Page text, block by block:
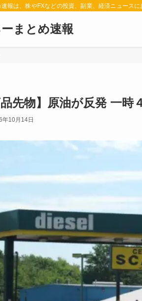
報は、株やFXなどの投資、副業、経済ニュース
まとめ速報
品先物】原油が反発 一
年10月14日